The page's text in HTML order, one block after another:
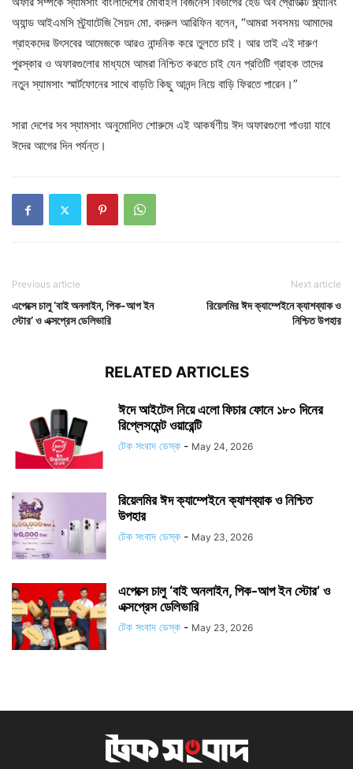
অ্যান্ড আইএমসি স্ট্র্যাটেজি সৈয়দ মো. বদরুল আরিফিন বলেন, “আমরা সবসময় আমাদের
গ্রাহকদের উৎসবের আমেজকে আরও নান্দনিক করে তুলতে চাই। আর তাই এই দারুণ
পুরস্কার ও অফারগুলোর মাধ্যমে আমরা নিশ্চিত করতে চাই যেন প্রতিটি গ্রাহক তাদের
নতুন স্যামসাং স্মার্টফোনের সাথে বাড়তি কিছু আনন্দ নিয়ে বাড়ি ফিরতে পারেন।”
সারা দেশের সব স্যামসাং অনুমোদিত শোরুমে এই আকর্ষণীয় ঈদ অফারগুলো পাওয়া যাবে
ঈদের আগের দিন পর্যন্ত।
Previous article
এপেক্সে চালু ‘বাই অনলাইন, পিক-আপ ইন
স্টোর’ ও এক্সপ্রেস ডেলিভারি
Next article
রিয়েলমির ঈদ ক্যাম্পেইনে ক্যাশব্যাক ও
নিশ্চিত উপহার
RELATED ARTICLES
ঈদে আইটেল নিয়ে এলো ফিচার ফোনে ১৮০ দিনের
রিপ্লেসমেন্ট ওয়ারেন্টি
টেক সংবাদ ডেস্ক - May 24, 2026
রিয়েলমির ঈদ ক্যাম্পেইনে ক্যাশব্যাক ও নিশ্চিত
উপহার
টেক সংবাদ ডেস্ক - May 23, 2026
এপেক্সে চালু ‘বাই অনলাইন, পিক-আপ ইন স্টোর’ ও
এক্সপ্রেস ডেলিভারি
টেক সংবাদ ডেস্ক - May 23, 2026